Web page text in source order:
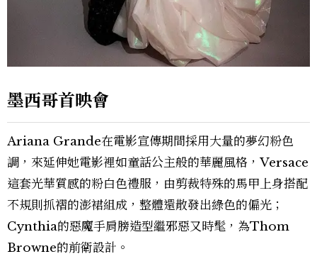
墨西哥首映會
Ariana Grande在電影宣傳期間採用大量的夢幻粉色
調，來延伸她電影裡如童話公主般的華麗風格，Versace
這套光華質感的粉白色禮服，由剪裁特殊的馬甲上身搭配
不規則抓褶的澎裙組成，整體還散發出綠色的偏光；
Cynthia的惡魔手肩膀造型繼邪惡又時髦，為Thom
Browne的前衛設計。